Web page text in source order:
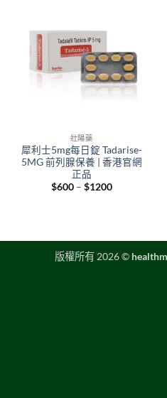
壯陽藥
犀利士5mg每日錠 Tadarise-
5MG 前列腺保養 | 香港官網
正品
$600 – $1200Price
版權所有 2026 ©